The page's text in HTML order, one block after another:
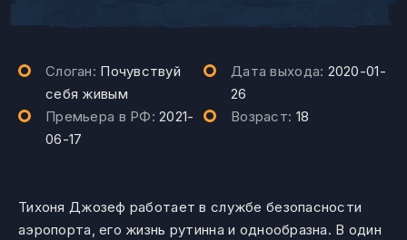
Слоган: Почувствуй
себя живым
Дата выхода: 2020-01-
26
Премьера в РФ:2021-
06-17
Возраст: 18
Тихоня Джозеф работает в службе безопасности
аэропорта, его жизнь рутинна и однообразна. В один